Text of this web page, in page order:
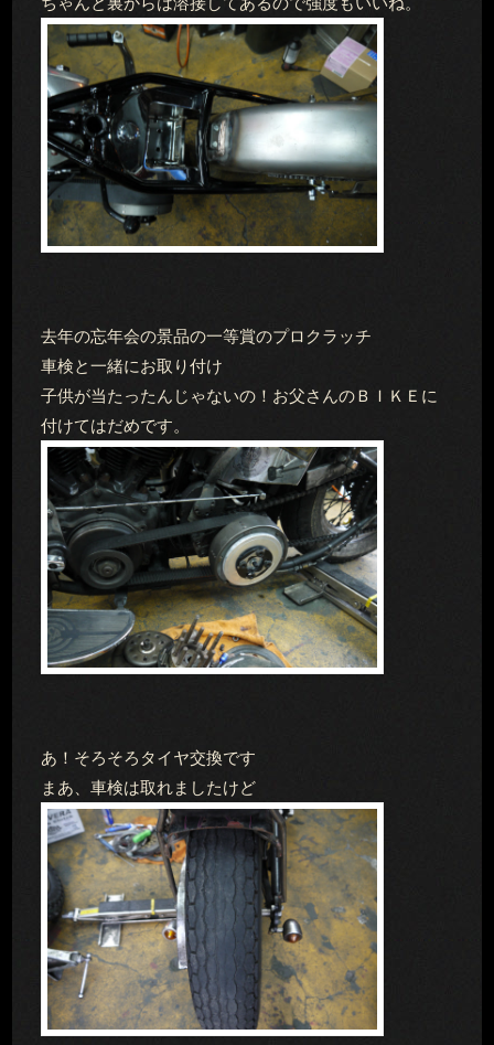
去年の忘年会の景品の一等賞のプロクラッチ
車検と一緒にお取り付け
子供が当たったんじゃないの！お父さんのＢＩＫＥに
付けてはだめです。
あ！そろそろタイヤ交換です
まあ、車検は取れましたけど